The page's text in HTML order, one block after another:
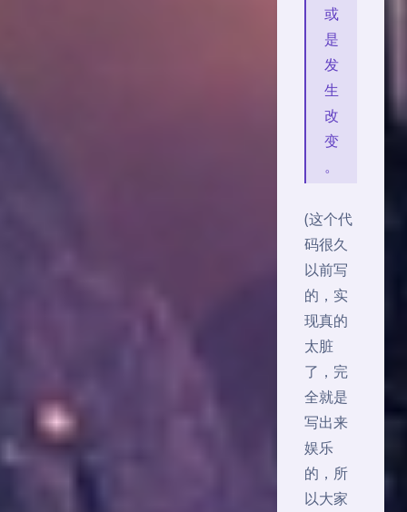
或
是
发
生
改
变
。
(这个代
码很久
以前写
的，实
现真的
太脏
了，完
全就是
写出来
娱乐
的，所
以大家